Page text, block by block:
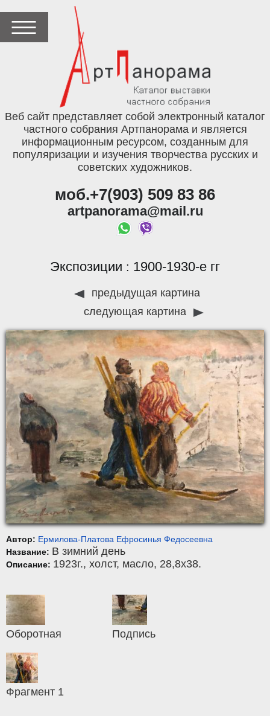
Веб сайт представляет собой электронный каталог
частного собрания Артпанорама и является
информационным ресурсом, созданным для
популяризации и изучения творчества русских и
советских художников.
моб.+7(903) 509 83 86
artpanorama@mail.ru
Экспозиции : 1900-1930-е гг
предыдущая картина
следующая картина
Автор: Ермилова-Платова Ефросинья Федосеевна
Название: В зимний день
Описание: 1923г., холст, масло, 28,8x38.
Оборотная Подпись
Фрагмент 1